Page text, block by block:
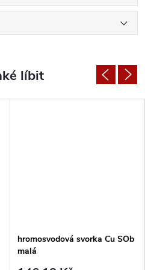
hromosvodová svorka Cu SOb
malá